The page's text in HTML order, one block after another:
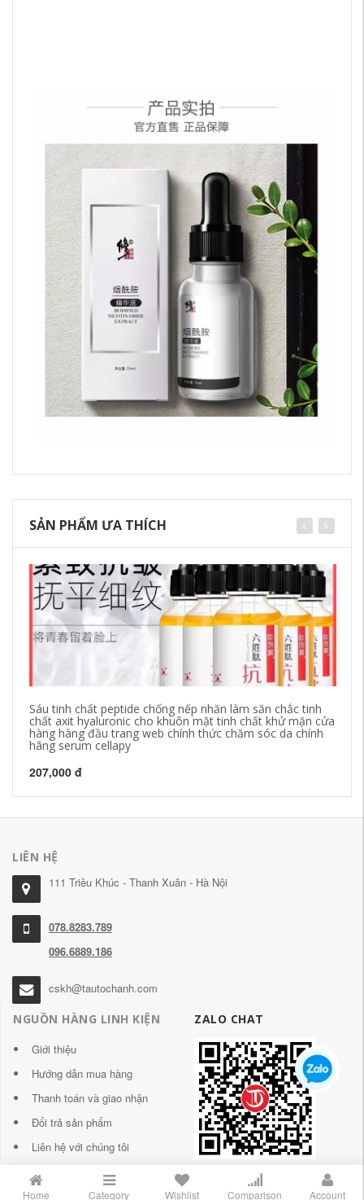
SẢN PHẨM ƯA THÍCH
Sáu tinh chất peptide chống nếp nhăn làm săn chắc tinh
chất axit hyaluronic cho khuôn mặt tinh chất khử mặn cửa
hàng hàng đầu trang web chính thức chăm sóc da chính
hãng serum cellapy
207,000 đ
LIÊN HỆ
111 Triều Khúc - Thanh Xuân - Hà Nội
078.8283.789
096.6889.186
cskh@tautochanh.com
NGUỒN HÀNG LINH KIỆN
Giới thiệu
Hướng dẫn mua hàng
Thanh toán và giao nhận
Đổi trả sản phẩm
Liên hệ với chúng tôi
ZALO CHAT
Home Category Wishlist Comparison Account